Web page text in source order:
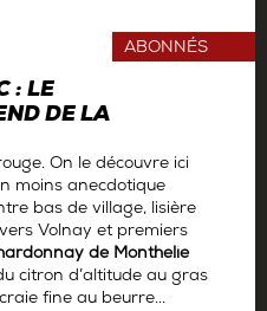
: LE
DE LA
ABONNÉS
On le découvre ici
moins anecdotique
bas de village, lisière
Volnay et premiers
de Monthelie
citron d’altitude au gras
fine au beurre...